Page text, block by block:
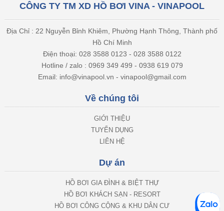
CÔNG TY TM XD HỒ BƠI VINA - VINAPOOL
Địa Chỉ : 22 Nguyễn Bỉnh Khiêm, Phường Hạnh Thông, Thành phố
Hồ Chí Minh
Điện thoại: 028 3588 0123 - 028 3588 0122
Hotline / zalo : 0969 349 499 - 0938 619 079
Email: info@vinapool.vn - vinapool@gmail.com
Về chúng tôi
GIỚI THIỆU
TUYỂN DỤNG
LIÊN HỆ
Dự án
HỒ BƠI GIA ĐÌNH & BIỆT THỰ
HỒ BƠI KHÁCH SẠN - RESORT
HỒ BƠI CÔNG CỘNG & KHU DÂN CƯ